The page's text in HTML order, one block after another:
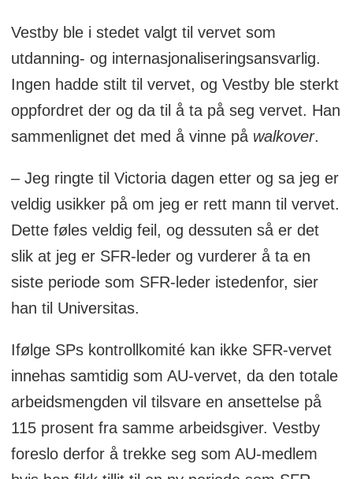
Vestby ble i stedet valgt til vervet som
utdanning- og internasjonaliseringsansvarlig.
Ingen hadde stilt til vervet, og Vestby ble sterkt
oppfordret der og da til å ta på seg vervet. Han
sammenlignet det med å vinne på walkover.
– Jeg ringte til Victoria dagen etter og sa jeg er
veldig usikker på om jeg er rett mann til vervet.
Dette føles veldig feil, og dessuten så er det
slik at jeg er SFR-leder og vurderer å ta en
siste periode som SFR-leder istedenfor, sier
han til Universitas.
Ifølge SPs kontrollkomité kan ikke SFR-vervet
innehas samtidig som AU-vervet, da den totale
arbeidsmengden vil tilsvare en ansettelse på
115 prosent fra samme arbeidsgiver. Vestby
foreslo derfor å trekke seg som AU-medlem